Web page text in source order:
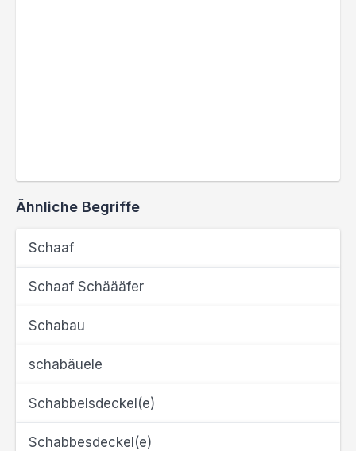
Ähnliche Begriffe
Schaaf
Schaaf Schäääfer
Schabau
schabäuele
Schabbelsdeckel(e)
Schabbesdeckel(e)